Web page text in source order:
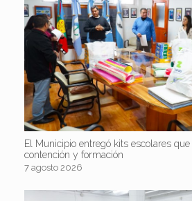
El Municipio entregó kits escolares
contención y formación
7 agosto 2026